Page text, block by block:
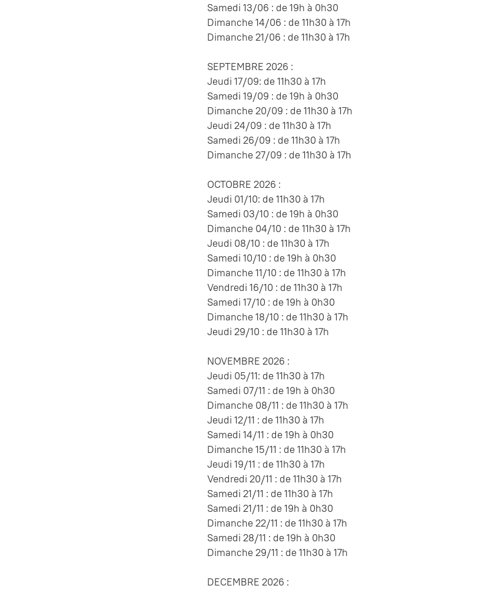
Samedi 13/06 : de 19h à 0h30
Dimanche 14/06 : de 11h30 à 17h
Dimanche 21/06 : de 11h30 à 17h
SEPTEMBRE 2026 :
Jeudi 17/09: de 11h30 à 17h
Samedi 19/09 : de 19h à 0h30
Dimanche 20/09 : de 11h30 à 17h
Jeudi 24/09 : de 11h30 à 17h
Samedi 26/09 : de 11h30 à 17h
Dimanche 27/09 : de 11h30 à 17h
OCTOBRE 2026 :
Jeudi 01/10: de 11h30 à 17h
Samedi 03/10 : de 19h à 0h30
Dimanche 04/10 : de 11h30 à 17h
Jeudi 08/10 : de 11h30 à 17h
Samedi 10/10 : de 19h à 0h30
Dimanche 11/10 : de 11h30 à 17h
Vendredi 16/10 : de 11h30 à 17h
Samedi 17/10 : de 19h à 0h30
Dimanche 18/10 : de 11h30 à 17h
Jeudi 29/10 : de 11h30 à 17h
NOVEMBRE 2026 :
Jeudi 05/11: de 11h30 à 17h
Samedi 07/11 : de 19h à 0h30
Dimanche 08/11 : de 11h30 à 17h
Jeudi 12/11 : de 11h30 à 17h
Samedi 14/11 : de 19h à 0h30
Dimanche 15/11 : de 11h30 à 17h
Jeudi 19/11 : de 11h30 à 17h
Vendredi 20/11 : de 11h30 à 17h
Samedi 21/11 : de 11h30 à 17h
Samedi 21/11 : de 19h à 0h30
Dimanche 22/11 : de 11h30 à 17h
Samedi 28/11 : de 19h à 0h30
Dimanche 29/11 : de 11h30 à 17h
DECEMBRE 2026 :